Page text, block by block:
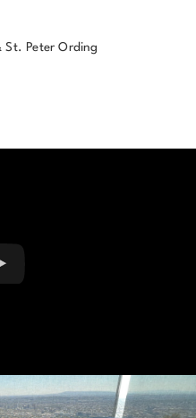
St. Peter Ording